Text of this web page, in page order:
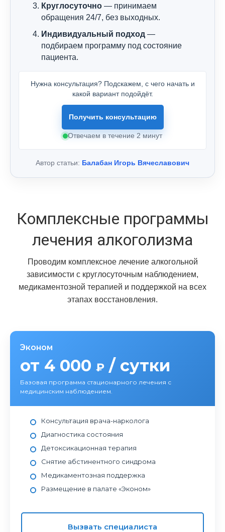
Круглосуточно — принимаем
обращения 24/7, без выходных.
Индивидуальный подход —
подбираем программу под состояние
пациента.
Нужна консультация? Подскажем, с чего начать и
какой вариант подойдёт.
Получить консультацию
Отвечаем в течение 2 минут
Автор статьи: Балабан Игорь Вячеславович
Комплексные программы
лечения алкоголизма
Проводим комплексное лечение алкогольной
зависимости с круглосуточным наблюдением,
медикаментозной терапией и поддержкой на всех
этапах восстановления.
Эконом
от 4 000 ₽ / сутки
Базовая программа стационарного лечения с
медицинским наблюдением.
Консультация врача-нарколога
Диагностика состояния
Детоксикационная терапия
Снятие абстинентного синдрома
Медикаментозная поддержка
Размещение в палате «Эконом»
Вызвать специалиста